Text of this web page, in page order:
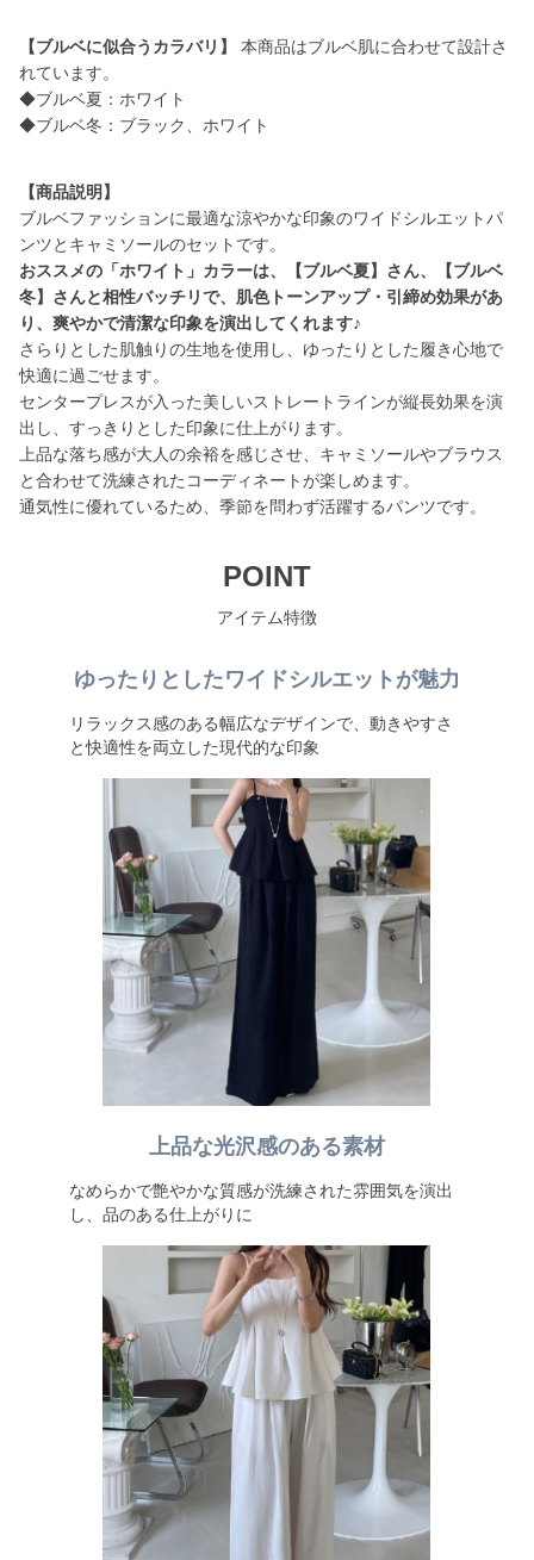
【ブルベに似合うカラバリ】
本商品はブルベ肌に合わせて設計さ
れています。
◆ブルベ夏：ホワイト
◆ブルベ冬：ブラック、ホワイト
【商品説明】
ブルベファッションに最適な涼やかな印象のワイドシルエットパ
おススメの「ホワイト」カラーは、【ブルベ夏】さん、【ブルベ
冬】さんと相性バッチリで、肌色トーンアップ・引締め効果があ
り、爽やかで清潔な印象を演出してくれます♪
さらりとした肌触りの生地を使用し、ゆったりとした履き心地で
快適に過ごせます。
センタープレスが入った美しいストレートラインが縦長効果を演
出し、すっきりとした印象に仕上がります。
上品な落ち感が大人の余裕を感じさせ、キャミソールやブラウス
と合わせて洗練されたコーディネートが楽しめます。
通気性に優れているため、季節を問わず活躍するパンツです。
POINT
アイテム特徴
ゆったりとしたワイドシルエットが魅力
リラックス感のある幅広なデザインで、動きやすさ
と快適性を両立した現代的な印象
上品な光沢感のある素材
なめらかで艶やかな質感が洗練された雰囲気を演出
し、品のある仕上がりに